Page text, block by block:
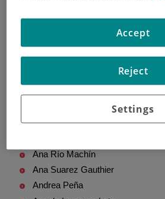
Alberto Hernando Arteche
Alicia Cazorla Jiménez
Almudena Lopez Sanchez
Amalia Domingo Gonzalez
Ana Río Machín
Ana Suarez Gauthier
Andrea Peña
Settings
Reject
Accept